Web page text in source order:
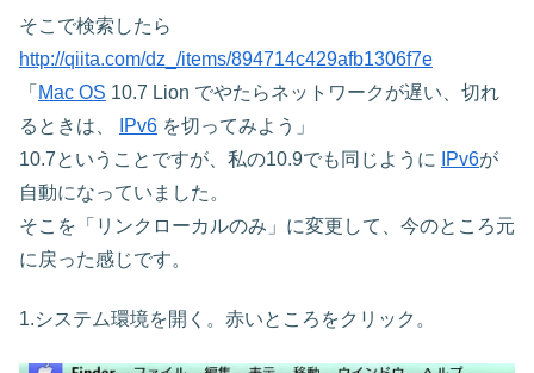
そこで検索したら
http://qiita.com/dz_/items/894714c429afb1306f7e
「 Mac OS 10.7 Lion でやたらネットワークが遅い、切れ
るときは、
IPv6 を切ってみよう」
10.7ということですが、私の10.9でも同じように
IPv6が
自動になっていました。
そこを「リンクローカルのみ」に変更して、今のところ元
に戻った感じです。
1.システム環境を開く。赤いところをクリック。